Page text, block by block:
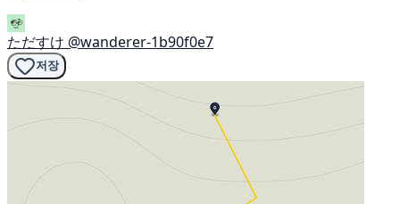
ただすけ @wanderer-1b90f0e7
저장